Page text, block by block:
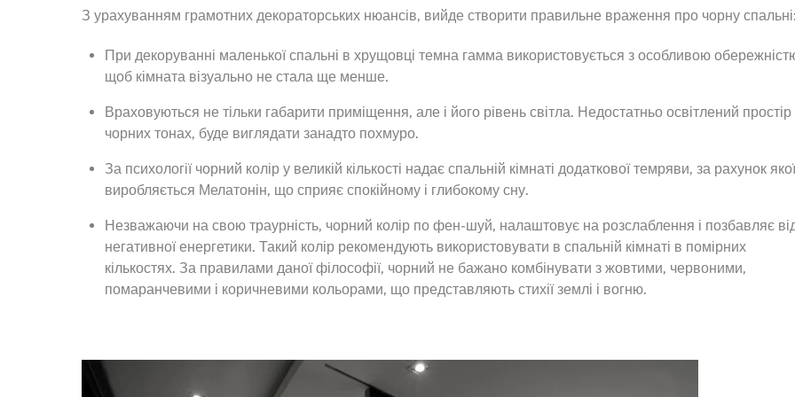
З урахуванням грамотних декораторських нюансів, вийде створити правильне враження про чорну спальні:
При декоруванні маленької спальні в хрущовці темна гамма використовується з особливою
щоб кімната візуально не стала ще менше.
Враховуються не тільки габарити приміщення, але і його рівень світла. Недостатньо освітлений простір
чорних тонах, буде виглядати занадто похмуро.
За психології чорний колір у великій кількості надає спальній кімнаті додаткової темряви, за рахунок якої
виробляється Мелатонін, що сприяє спокійному і глибокому сну.
Незважаючи на свою траурність, чорний колір по фен-шуй, налаштовує на розслаблення і позбавляє
негативної енергетики. Такий колір рекомендують використовувати в спальній кімнаті в помірних
кількостях. За правилами даної філософії, чорний не бажано комбінувати з жовтими, червоними,
помаранчевими і коричневими кольорами, що представляють стихії землі і вогню.